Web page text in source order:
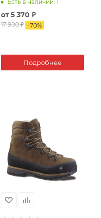
Есть в наличии: 1
от5 370 ₽
17 900 ₽ -70%
Подробнее